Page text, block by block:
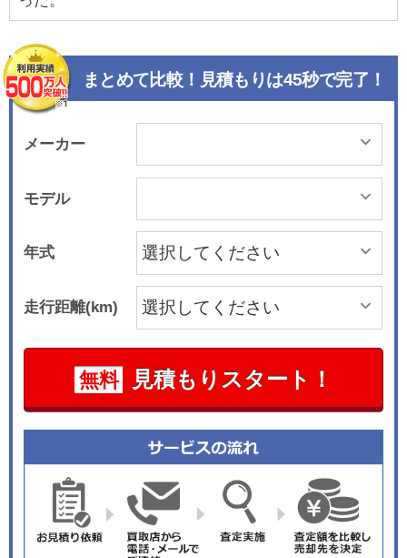
まとめて比較！見積もりは45秒で完了！
メーカー
モデル
年式
走行距離(km)
無料 見積もりスタート！